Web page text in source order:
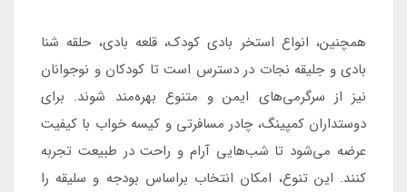
همچنین، انواع استخر بادی کودک، قلعه بادی، حلقه شنا
بادی و جلیقه نجات در دسترس است تا کودکان و نوجوانان
نیز از سرگرمی‌های ایمن و متنوع بهره‌مند شوند. برای
دوستداران کمپینگ، چادر مسافرتی و کیسه خواب با کیفیت
عرضه می‌شود تا شب‌هایی آرام و راحت در طبیعت تجربه
کنند. این تنوع، امکان انتخاب براساس بودجه و سلیقه را